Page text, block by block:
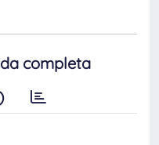
completa